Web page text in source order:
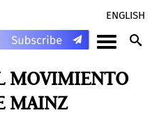
ENGLISH
MOVIMIENTO
MAINZ